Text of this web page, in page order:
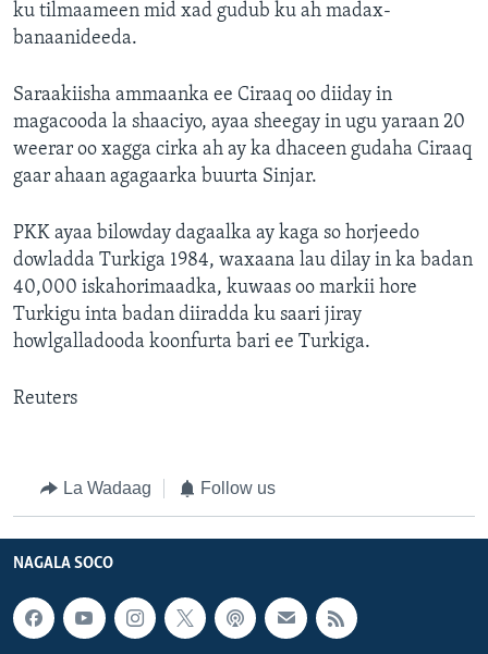
ku tilmaameen mid xad gudub ku ah madax-
banaanideeda.
Saraakiisha ammaanka ee Ciraaq oo diiday in
magacooda la shaaciyo, ayaa sheegay in ugu yaraan 20
weerar oo xagga cirka ah ay ka dhaceen gudaha Ciraaq
gaar ahaan agagaarka buurta Sinjar.
PKK ayaa bilowday dagaalka ay kaga so horjeedo
dowladda Turkiga 1984, waxaana lau dilay in ka badan
40,000 iskahorimaadka, kuwaas oo markii hore
Turkigu inta badan diiradda ku saari jiray
howlgalladooda koonfurta bari ee Turkiga.
Reuters
La Wadaag Follow us
NAGALA SOCO